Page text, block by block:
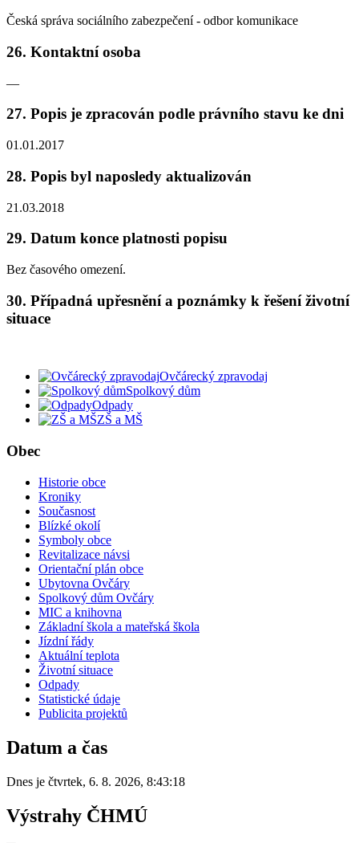
Česká správa sociálního zabezpečení - odbor komunikace
26. Kontaktní osoba
—
27. Popis je zpracován podle právního stavu ke dni
01.01.2017
28. Popis byl naposledy aktualizován
21.03.2018
29. Datum konce platnosti popisu
Bez časového omezení.
30. Případná upřesnění a poznámky k řešení životní
situace
Ovčárecký zpravodaj
Spolkový dům
Odpady
ZŠ a MŠ
Obec
Historie obce
Kroniky
Současnost
Blízké okolí
Symboly obce
Revitalizace návsi
Orientační plán obce
Ubytovna Ovčáry
Spolkový dům Ovčáry
MIC a knihovna
Základní škola a mateřská škola
Jízdní řády
Aktuální teplota
Životní situace
Odpady
Statistické údaje
Publicita projektů
Datum a čas
Dnes je čtvrtek, 6. 8. 2026, 8:43:18
Výstrahy ČHMÚ